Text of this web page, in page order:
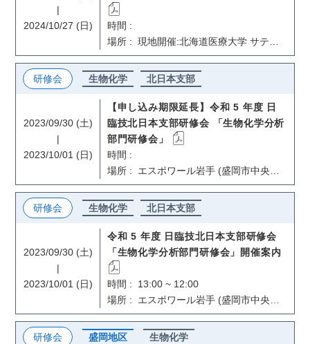
|
2024/10/27 (日)
時間 :
研修会 生物化学 北日本支部
2023/09/30 (土)
|
2023/10/01 (日)
【申し込み期限延長】令和 5 年度 日
臨技北日本支部研修会 「生物化学分析
部門研修会」
時間 :
場所 : エスポワール岩手 (盛岡市中央通 1－1－38）
研修会 生物化学 北日本支部
2023/09/30 (土)
|
2023/10/01 (日)
令和 5 年度 日臨技北日本支部研修会
「生物化学分析部門研修会」開催案内
時間 : 13:00 ~ 12:00
場所 : エスポワール岩手 (盛岡市中央通 1-1-38 ）
研修会 盛岡地区 生物化学